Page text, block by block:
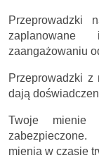
Przeprowadzki
zaangażowaniu
Przeprowadzki z
dają
Twoje mienie
mienia w czasie